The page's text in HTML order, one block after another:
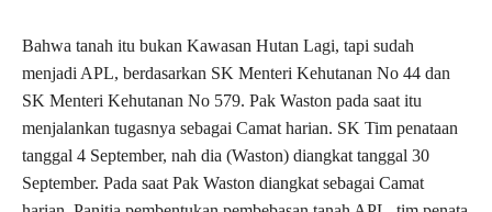
Bahwa tanah itu bukan Kawasan Hutan Lagi, tapi sudah
menjadi APL, berdasarkan SK Menteri Kehutanan No 44 dan
SK Menteri Kehutanan No 579. Pak Waston pada saat itu
menjalankan tugasnya sebagai Camat harian. SK Tim penataan
tanggal 4 September, nah dia (Waston) diangkat tanggal 30
September. Pada saat Pak Waston diangkat sebagai Camat